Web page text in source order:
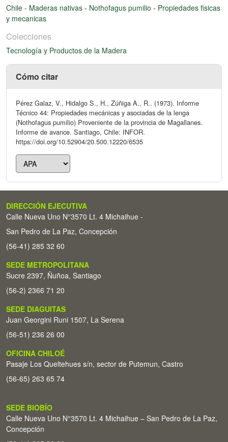
Chile - Maderas nativas - Nothofagus pumilio - Propiedades fisicas
y mecanicas
Colecciones
Tecnología y Productos de la Madera
Cómo citar
Pérez Galaz, V., Hidalgo S., H., Zúñiga A., R.. (1973). Informe
Técnico 44: Propiedades mecánicas y asociadas de la lenga
(Nothofagus pumilio) Proveniente de la provincia de Magallanes.
Informe de avance. Santiago, Chile: INFOR.
https://doi.org/10.52904/20.500.12220/6535
DIRECCIÓN EJECUTIVA
Calle Nueva Uno N°3570 Lt. 4 Michaihue -
San Pedro de La Paz, Concepción
(56-41) 285 32 60
SEDE METROPOLITANA
Sucre 2397, Ñuñoa, Santiago
(56-2) 2366 71 20
SEDE DIAGUITAS
Juan Georgini Runi 1507, La Serena
(56-51) 236 26 00
OFICINA CHILOÉ
Pasaje Los Queltehues s/n, sector de Putemun, Castro
(56-65) 263 65 74
SEDE BIOBÍO
Calle Nueva Uno N°3570 Lt. 4 Michaihue – San Pedro de La Paz,
Concepción